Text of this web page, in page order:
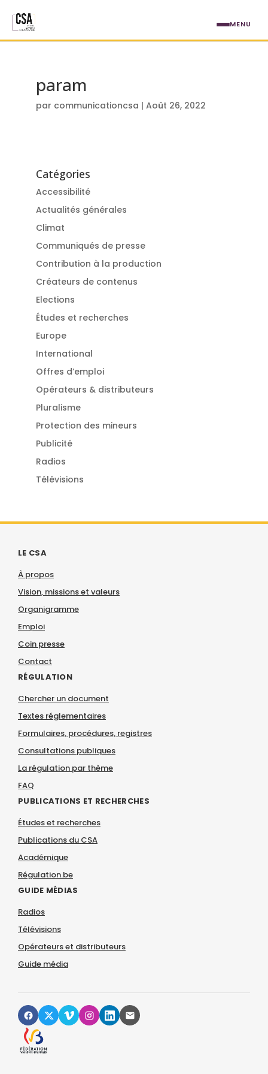
param
par communicationcsa | Août 26, 2022
Catégories
Accessibilité
Actualités générales
Climat
Communiqués de presse
Contribution à la production
Créateurs de contenus
Elections
Études et recherches
Europe
International
Offres d’emploi
Opérateurs & distributeurs
Pluralisme
Protection des mineurs
Publicité
Radios
Télévisions
LE CSA
À propos
Vision, missions et valeurs
Organigramme
Emploi
Coin presse
Contact
RÉGULATION
Chercher un document
Textes réglementaires
Formulaires, procédures, registres
Consultations publiques
La régulation par thème
FAQ
PUBLICATIONS ET RECHERCHES
Études et recherches
Publications du CSA
Académique
Régulation.be
GUIDE MÉDIAS
Radios
Télévisions
Opérateurs et distributeurs
Guide média
MENU